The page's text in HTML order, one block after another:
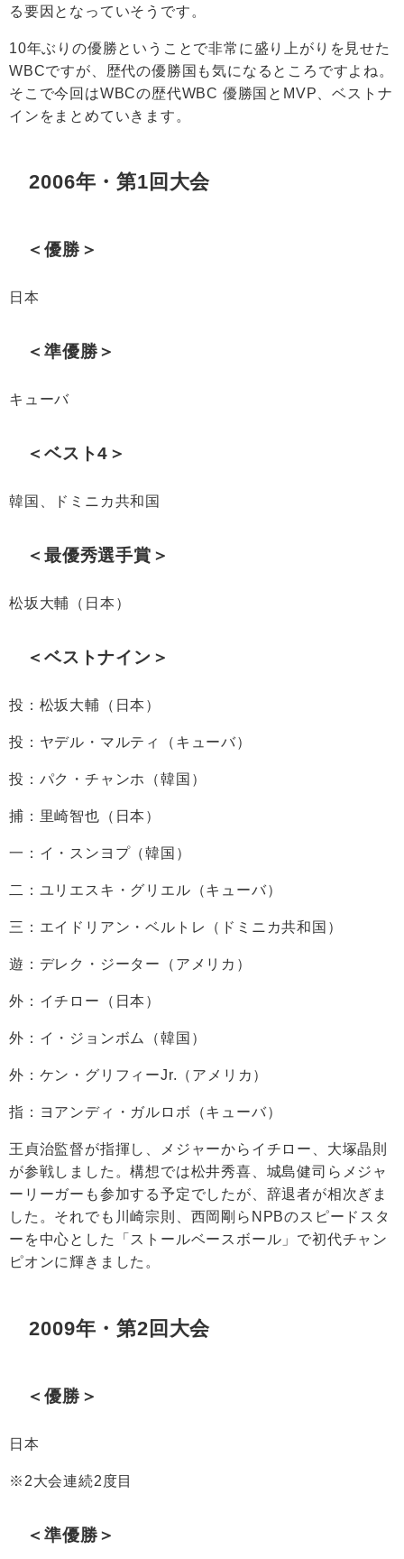
る要因となっていそうです。
10年ぶりの優勝ということで非常に盛り上がりを見せた
WBCですが、歴代の優勝国も気になるところですよね。
そこで今回はWBCの歴代WBC 優勝国 とMVP、ベストナ
インをまとめていきます。
2006年・第1回大会
＜優勝＞
日本
＜準優勝＞
キューバ
＜ベスト4＞
韓国、ドミニカ共和国
＜最優秀選手賞＞
松坂大輔（日本）
＜ベストナイン＞
投：松坂大輔（日本）
投：ヤデル・マルティ（キューバ）
投：パク・チャンホ（韓国）
捕：里崎智也（日本）
一：イ・スンヨプ（韓国）
二：ユリエスキ・グリエル（キューバ）
三：エイドリアン・ベルトレ（ドミニカ共和国）
遊：デレク・ジーター（アメリカ）
外：イチロー（日本）
外：イ・ジョンボム（韓国）
外：ケン・グリフィーJr.（アメリカ）
指：ヨアンディ・ガルロボ（キューバ）
王貞治監督が指揮し、メジャーからイチロー、大塚晶則
が参戦しました。構想では松井秀喜、城島健司らメジャ
ーリーガーも参加する予定でしたが、辞退者が相次ぎま
した。それでも川崎宗則、西岡剛らNPBのスピードスタ
ーを中心とした「ストールベースボール」で初代チャン
ピオンに輝きました。
2009年・第2回大会
＜優勝＞
日本
※2大会連続2度目
＜準優勝＞